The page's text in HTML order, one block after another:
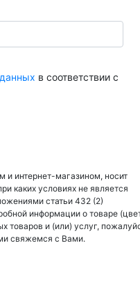
в соответствии с
и интернет-магазином, носит
каких условиях не является
статьи 432 (2)
информации о товаре
товаров и (или) услуг,
свяжемся с Вами.